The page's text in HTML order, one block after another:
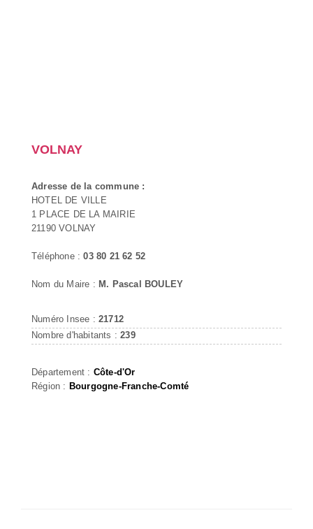
VOLNAY
Adresse de la commune :
HOTEL DE VILLE
1 PLACE DE LA MAIRIE
21190 VOLNAY
Téléphone :03 80 21 62 52
Nom du Maire : M. Pascal BOULEY
Numéro Insee : 21712
Nombre d'habitants :239
Département : Côte-d'Or
Région : Bourgogne-Franche-Comté